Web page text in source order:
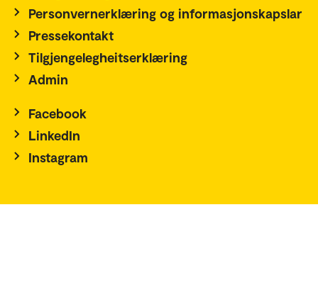
Personvernerklæring og informasjonskapslar
Pressekontakt
Tilgjengelegheitserklæring
Admin
Facebook
LinkedIn
Instagram